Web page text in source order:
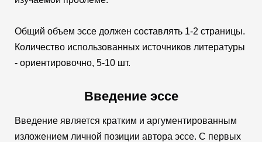
Общий объем эссе должен составлять 1-2 страницы.
Количество использованных источников литературы
- ориентировочно, 5-10 шт.
Введение эссе
Введение является кратким и аргументированным
изложением личной позиции автора эссе. С первых